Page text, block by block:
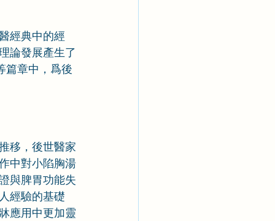
經典中的經
論發展產生了
篇章中，爲後
移，後世醫家
中對小陷胸湯
與脾胃功能失
經驗的基礎
應用中更加靈